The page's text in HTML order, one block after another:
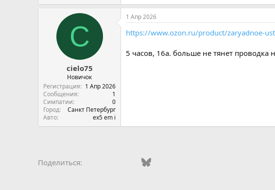
C
cielo75
Новичок
Регистрация
1 Апр 2026
Сообщения
1
Симпатии
0
Город
Санкт Петербург
Авто
ex5 em i
1 Апр 2026
https://www.ozon.ru/product/zaryadnoe-
5 часов, 16а. больше не тянет проводка
Поделиться: Odnoklassniki
Mail.ruBluesky